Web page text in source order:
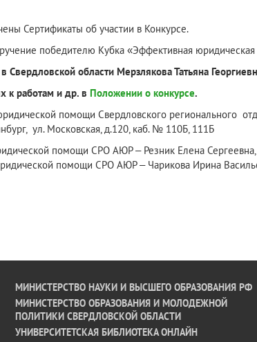
Сертификаты об участии в Конкурсе.
победителю Кубка «Эффективная
области Мерзлякова Татьяна
к работам и др. в Положении о конкурсе.
помощи Свердловского регионального
ул. Московская, д.120, каб. № 110Б, 111Б
помощи СРО АЮР – Резник Елена
помощи СРО АЮР – Чарикова Ирина
МИНИСТЕРСТВО НАУКИ И ВЫСШЕГО ОБРАЗОВАНИЯ РФ
МИНИСТЕРСТВО ОБРАЗОВАНИЯ И МОЛОДЕЖНОЙ
ПОЛИТИКИ СВЕРДЛОВСКОЙ ОБЛАСТИ
УНИВЕРСИТЕТСКАЯ БИБЛИОТЕКА ОНЛАЙН